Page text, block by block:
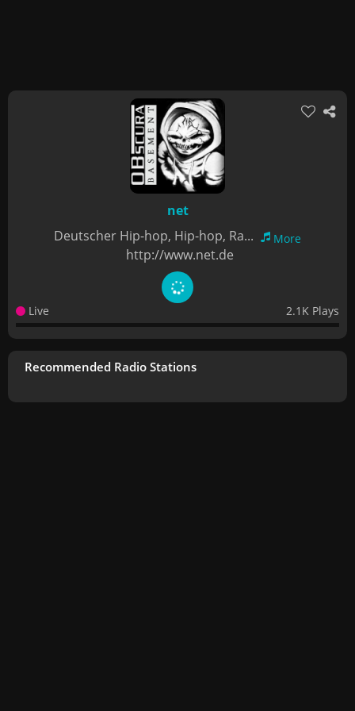
net
Deutscher Hip-hop, Hip-hop, Ra...
More
http://www.net.de
Live 2.1K Plays
Recommended Radio Stations